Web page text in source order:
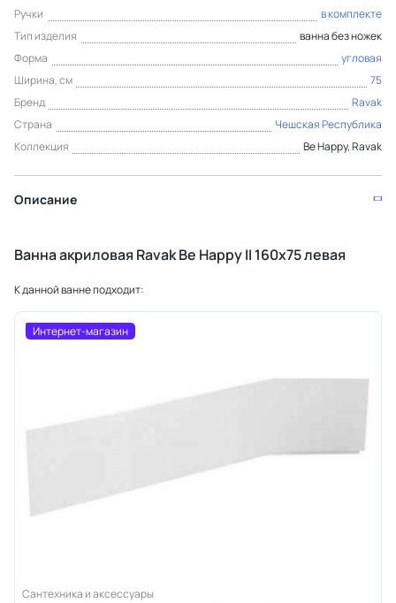
Ручки
в комплекте
Тип изделия
ванна без ножек
Форма
угловая
Ширина, см
75
Бренд
Ravak
Страна
Чешская Республика
Коллекция
Be Happy, Ravak
Описание
Ванна акриловая Ravak Be Happy II 160х75 левая
К данной ванне подходит:
Интернет-магазин
Сантехника и аксессуары